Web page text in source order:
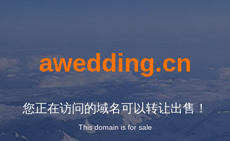
awedding.cn
您正在访问的域名可以转让出售！
This domain is for sale